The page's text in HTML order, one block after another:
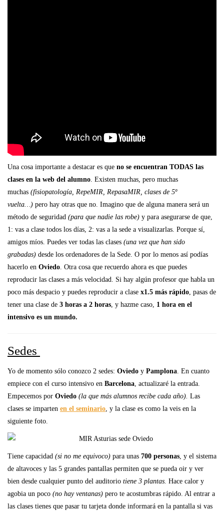
Una cosa importante a destacar es que no se encuentran TODAS las
clases en la web del alumno. Existen muchas, pero muchas
muchas (fisiopatología, RepeMIR, RepasaMIR, clases de 5º
vuelta…) pero hay otras que no. Imagino que de alguna manera será un
método de seguridad (para que nadie las robe) y para asegurarse de que,
1: vas a clase todos los días, 2: vas a la sede a visualizarlas. Porque sí,
amigos míos. Puedes ver todas las clases (una vez que han sido
grabadas) desde los ordenadores de la Sede. O por lo menos así podías
hacerlo en Oviedo. Otra cosa que recuerdo ahora es que puedes
reproducir las clases a más velocidad. Si hay algún profesor que habla un
poco más despacio y puedes reproducir a clase x1.5 más rápido, pasas de
tener una clase de 3 horas a 2 horas, y hazme caso, 1 hora en el
intensivo es un mundo.
Sedes
Yo de momento sólo conozco 2 sedes: Oviedo y Pamplona. En cuanto
empiece con el curso intensivo en Barcelona, actualizaré la entrada.
Empecemos por Oviedo (la que más alumnos recibe cada año). Las
clases se imparten en el seminario, y la clase es como la veis en la
siguiente foto.
Tiene capacidad (si no me equivoco) para unas 700 personas, y el sistema
de altavoces y las 5 grandes pantallas permiten que se pueda oir y ver
bien desde cualquier punto del auditorio tiene 3 plantas. Hace calor y
agobia un poco (no hay ventanas) pero te acostumbras rápido. Al entrar a
las clases tienes que pasar tu tarjeta donde informará en la pantalla si vas